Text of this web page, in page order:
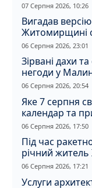
07 Серпня 2026, 10:26
Вигадав
Житомирщині
вбивство
06 Серпня 2026, 23:01
Зірвані дахи
негоди у
06 Серпня 2026, 20:54
Яке 7 серпня
календар та
06 Серпня 2026, 17:50
Під час
річний
06 Серпня 2026, 17:21
Услуги